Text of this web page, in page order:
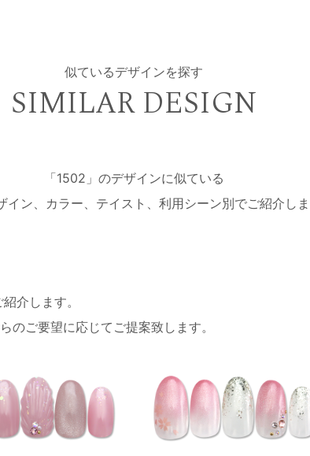
似ているデザインを探す
SIMILAR DESIGN
「1502」のデザインに似ている
イン、カラー、テイスト、利用シーン別でご紹介し
介します。
のご要望に応じてご提案致します。